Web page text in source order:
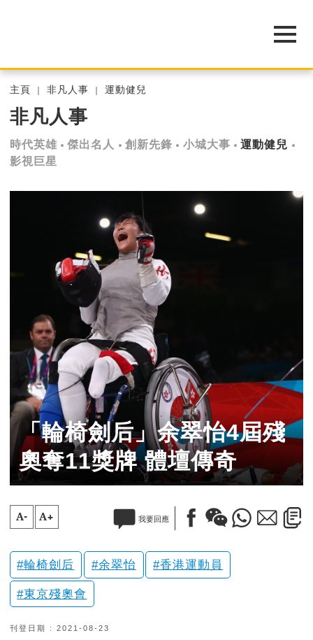
主頁 非凡人事 運動健兒
非凡人事
時代英雄 傑出名人 創新先鋒 小城大事
運動健兒
影視巨星
「輪椅劍后」余翠怡4屆殘
奧奪11獎牌 體壇傳奇
A- A+ 我要回應
輪椅劍后 余翠怡 香港運動員
東京殘奧會
刊登日期 : 2021-08-23